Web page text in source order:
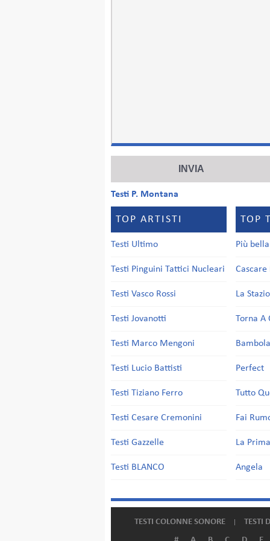
Testi P. Montana
TOP ARTISTI
Testi Ultimo
Testi Pinguini Tattici Nucleari
Testi Vasco Rossi
Testi Jovanotti
Testi Marco Mengoni
Testi Lucio Battisti
Testi Tiziano Ferro
Testi Cesare Cremonini
Testi Gazzelle
Testi BLANCO
TOP
Più
Cascare
La
Torna A
Bambola
Perfect
Tutto
Fai
La
Angela
TESTI COLONNE SONORE TESTI